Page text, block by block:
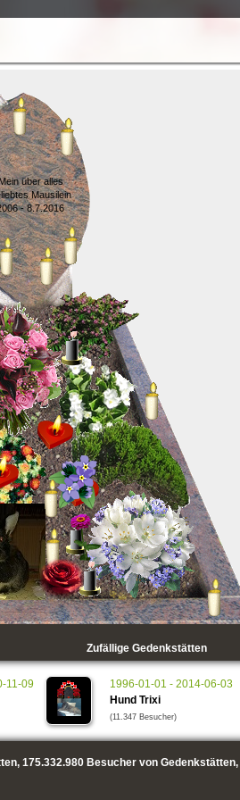
über alles
Mausilein
- 8.7.2016
Zufällige Gedenkstätten
11-09
1996-01-01 - 2014-06-03
Hund Trixi
(11.347 Besucher)
175.332.980Besucher von Gedenkstätten,